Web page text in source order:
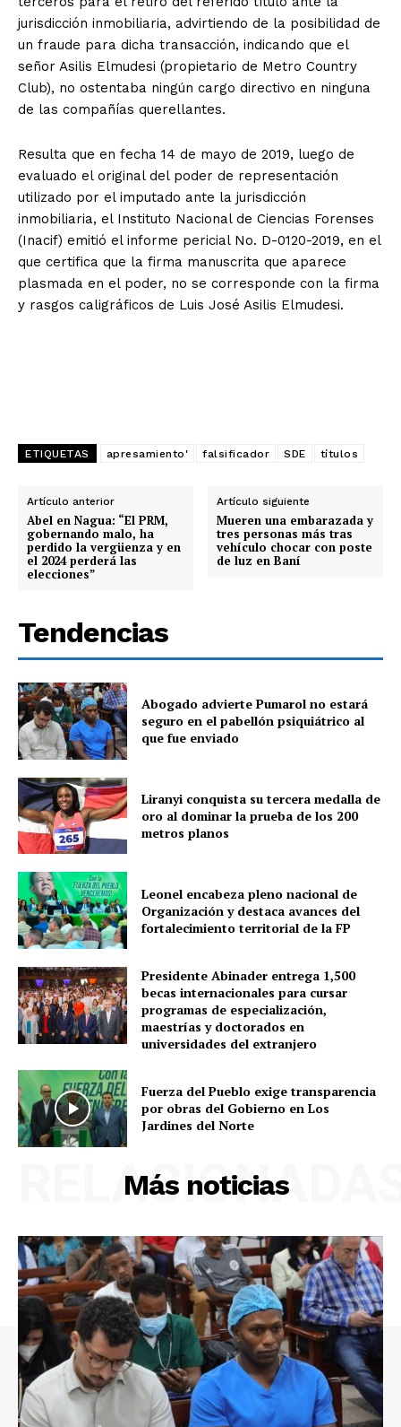
jurisdicción inmobiliaria, advirtiendo de la posibilidad de
un fraude para dicha transacción, indicando que el
señor Asilis Elmudesi (propietario de Metro Country
Club), no ostentaba ningún cargo directivo en ninguna
de las compañías querellantes.
Resulta que en fecha 14 de mayo de 2019, luego de
evaluado el original del poder de representación
utilizado por el imputado ante la jurisdicción
inmobiliaria, el Instituto Nacional de Ciencias Forenses
(Inacif) emitió el informe pericial No. D-0120-2019, en el
que certifica que la firma manuscrita que aparece
plasmada en el poder, no se corresponde con la firma
y rasgos caligráficos de Luis José Asilis Elmudesi.
ETIQUETAS apresamiento' falsificador SDE títulos
Artículo anterior
Abel en Nagua: “El PRM,
gobernando malo, ha
perdido la vergüenza y en
el 2024 perderá las
elecciones”
Artículo siguiente
Mueren una embarazada y
tres personas más tras
vehículo chocar con poste
de luz en Baní
Tendencias
Abogado advierte Pumarol no estará
seguro en el pabellón psiquiátrico al
que fue enviado
Liranyi conquista su tercera medalla de
oro al dominar la prueba de los 200
metros planos
Leonel encabeza pleno nacional de
Organización y destaca avances del
fortalecimiento territorial de la FP
Presidente Abinader entrega 1,500
becas internacionales para cursar
programas de especialización,
maestrías y doctorados en
universidades del extranjero
Fuerza del Pueblo exige transparencia
por obras del Gobierno en Los
Jardines del Norte
Más noticias